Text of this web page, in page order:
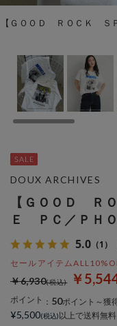
【ＧＯＯＤ ＲＯＣＫ Ｓ
【ＧＯＯＤ Ｒ
Ｅ ＰＣ／ＰＨ
5.0 （1）
セールアイテム
￥
￥6,930
ポイント ： 50ポイント～獲
DOUX ARCHIVES
¥5,500 以上で送料無料